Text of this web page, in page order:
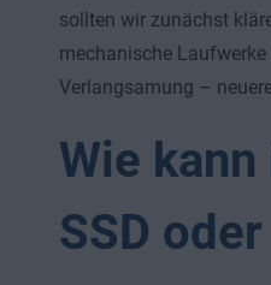
sollten wir zunächst
mechanische
Verlangsamung –
Wie
SSD